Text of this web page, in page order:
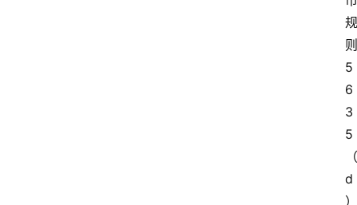
规
则
5
6
3
5
（
d
）